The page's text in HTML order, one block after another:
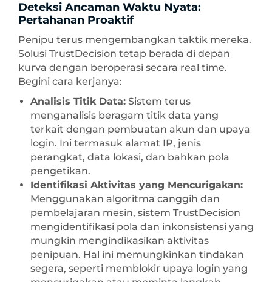
Deteksi Ancaman Waktu Nyata:
Pertahanan Proaktif
Penipu terus mengembangkan taktik mereka.
Solusi TrustDecision tetap berada di depan
kurva dengan beroperasi secara real time.
Begini cara kerjanya:
Analisis Titik Data: Sistem terus
menganalisis beragam titik data yang
terkait dengan pembuatan akun dan upaya
login. Ini termasuk alamat IP, jenis
perangkat, data lokasi, dan bahkan pola
pengetikan.
Identifikasi Aktivitas yang Mencurigakan:
Menggunakan algoritma canggih dan
pembelajaran mesin, sistem TrustDecision
mengidentifikasi pola dan inkonsistensi yang
mungkin mengindikasikan aktivitas
penipuan. Hal ini memungkinkan tindakan
segera, seperti memblokir upaya login yang